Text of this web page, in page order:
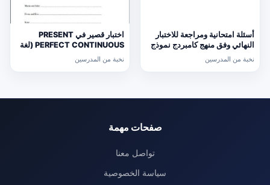
أسئلة امتحانية ومراجعة للاختبار
النهائي وفق منهج كامبردج نموذج
ثالث (رياضيات) التاسع
نخبة من المدرسين
اختبار قصير في PRESENT
PERFECT CONTINUOUS (لغة
انجليزية) حلقة ثانية
نخبة من المدرسين
صفحات مهمة
تواصل معنا
سياسة الخصوصية